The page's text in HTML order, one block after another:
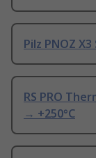
Pilz PNOZ
RS PRO
→ +250°C